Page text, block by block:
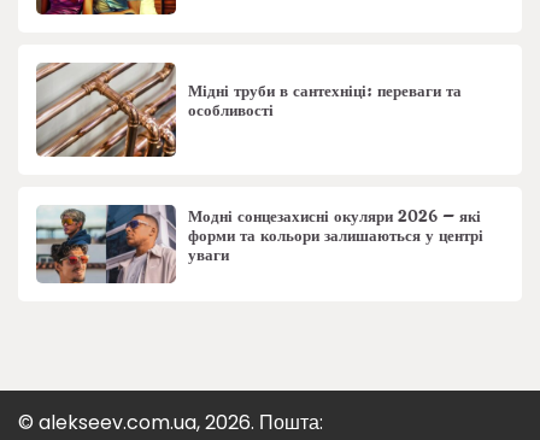
Мідні труби в сантехніці: переваги та
особливості
Модні сонцезахисні окуляри 2026 – які
форми та кольори залишаються у центрі
уваги
© alekseev.com.ua, 2026. Пошта: